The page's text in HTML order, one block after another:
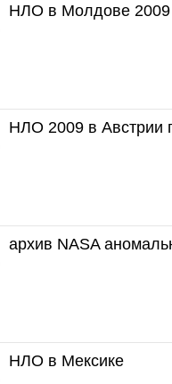
НЛО в Молдове 2009
НЛО 2009 в Австрии
архив NASA
НЛО в Мексике